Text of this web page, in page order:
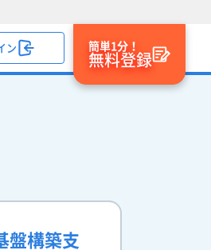
ン 簡単1分！
無料登録
盤構築支